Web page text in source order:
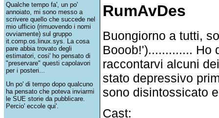
Qualche tempo fa', un po'
annoiato, mi sono messo a
scrivere quello che succede nel
mio ufficio (rimuovendo i nomi
ovviamente) sul gruppo
it.comp.os.linux.sys. La cosa
pare abbia trovato degli
estimatori, cosi' ho pensato di
"preservare" questi capolavori
per i posteri...
Un po' di tempo dopo qualcuno
ha pensato che poteva inviarmi
le SUE storie da pubblicare.
Percio' eccole qui'.
RumAvDes
Buongiorno a tutti,
Booob!')............. Ho
raccontarvi alcuni
stato depressivo
sono disintossicato
Cast: